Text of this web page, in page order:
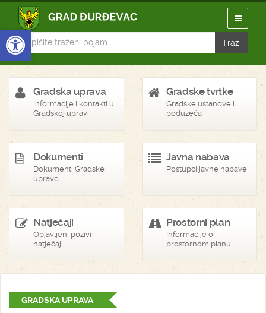
Open toolbar
Gradska uprava
Informacije i kontakti u
Gradskoj upravi
Gradske tvrtke
Gradske ustanove i
poduzeća
Dokumenti
Dokumenti Gradske
uprave
Javna nabava
Postupci javne nabave
Natječaji
Objavljeni pozivi i
natječaji
Prostorni plan
Informacije o
prostornom planu
GRADSKA UPRAVA